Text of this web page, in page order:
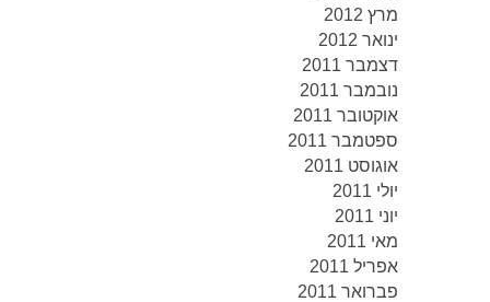
מרץ 2012
ינואר 2012
דצמבר 2011
נובמבר 2011
אוקטובר 2011
ספטמבר 2011
אוגוסט 2011
יולי 2011
יוני 2011
מאי 2011
אפריל 2011
פברואר 2011